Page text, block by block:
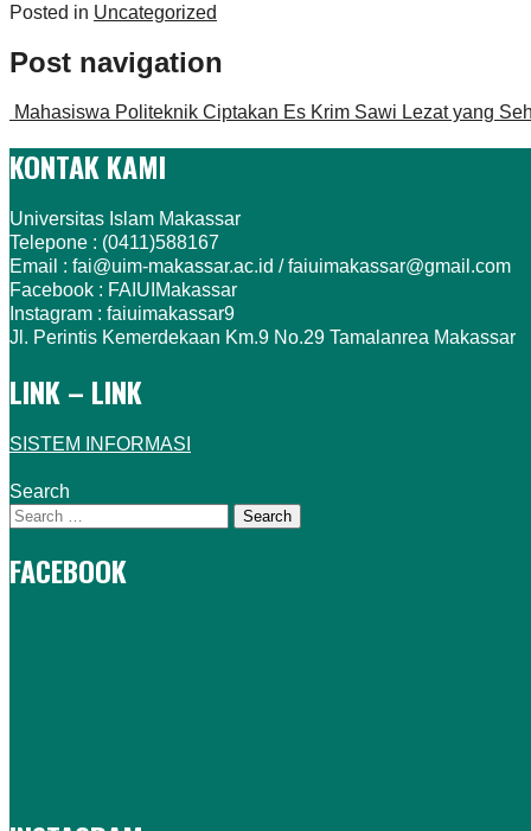
Posted in Uncategorized
Post navigation
Mahasiswa Politeknik Ciptakan Es Krim Sawi Lezat yang
KONTAK KAMI
Universitas Islam Makassar
Telepone : (0411)588167
Email : fai@uim-makassar.ac.id / faiuimakassar@gmail.com
Facebook : FAIUIMakassar
Instagram : faiuimakassar9
Jl. Perintis Kemerdekaan Km.9 No.29 Tamalanrea Makassar
LINK – LINK
SISTEM INFORMASI
Search
FACEBOOK